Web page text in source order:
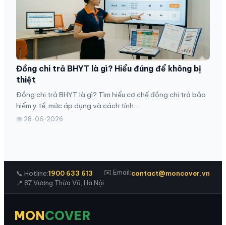
Đồng chi trả BHYT là gì? Hiểu đúng để không bị
thiệt
Đồng chi trả BHYT là gì? Tìm hiểu cơ chế đồng chi trả bảo
hiểm y tế, mức áp dụng và cách tính...
📅 28-06-2026
📞 Hotline:1900 633 613 ✉️ Email:contact@moncover.vn
📍 87 Vương Thừa Vũ, Hà Nội
MONCOVER